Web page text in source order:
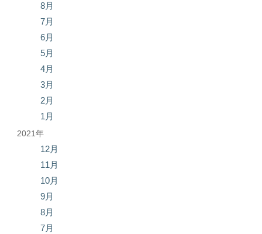
8月
7月
6月
5月
4月
3月
2月
1月
2021年
12月
11月
10月
9月
8月
7月